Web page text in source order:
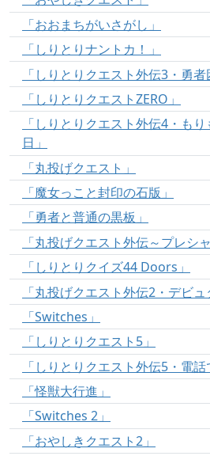
「おおまちがいさがし」
「しりとりナントカ！」
「しりとりクエスト外伝3・勇者
「しりとりクエストZERO」
「しりとりクエスト外伝4・も
日」
「丸投げクエスト」
「魔女っこと封印の石版」
「勇者と普通の黒板」
「丸投げクエスト外伝～プレシ
「しりとりクイズ44 Doors」
「丸投げクエスト外伝2・デビュ
「Switches」
「しりとりクエスト5」
「しりとりクエスト外伝5・電話
「怪獣大行進」
「Switches 2」
「おやしきクエスト2」